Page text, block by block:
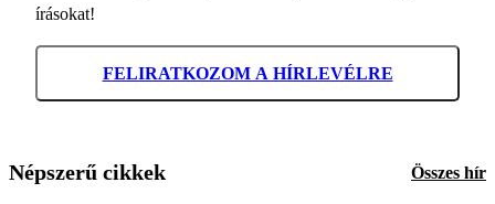
írásokat!
FELIRATKOZOM A HÍRLEVÉLRE
Népszerű cikkek Összes hír